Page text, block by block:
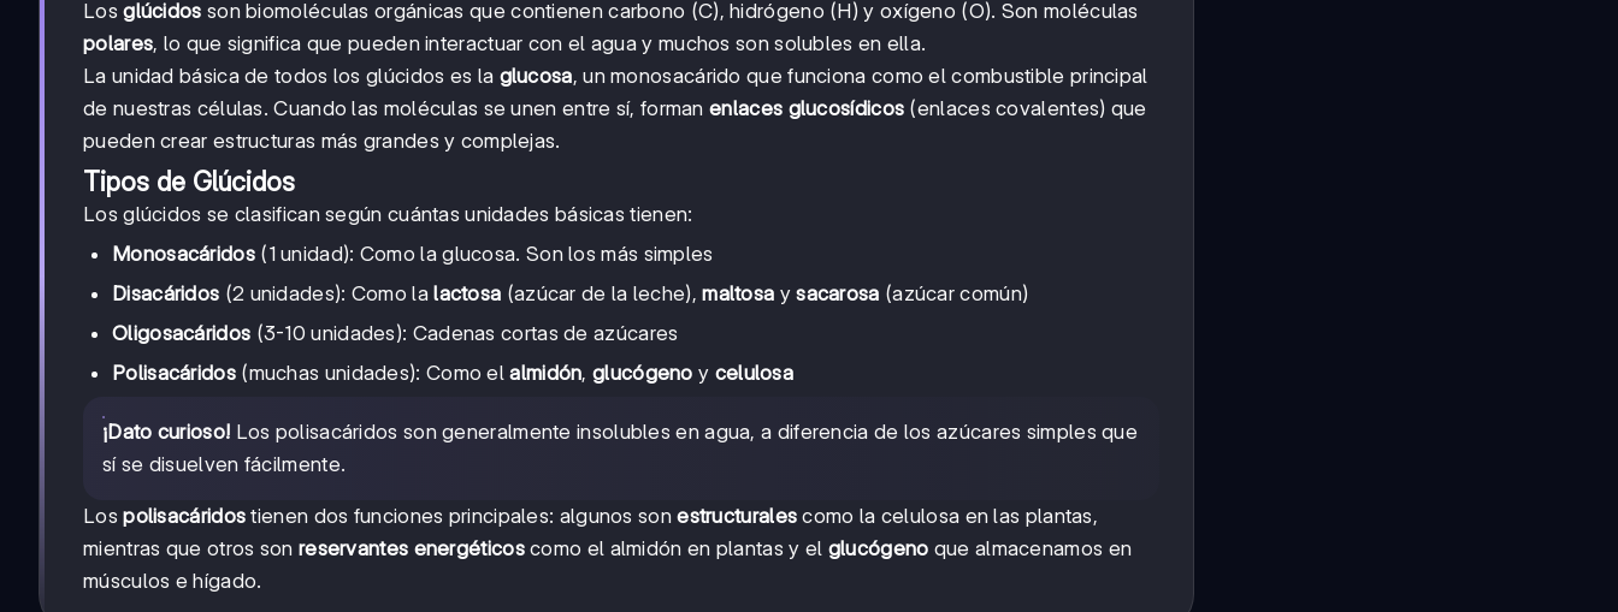
Losglúcidos son biomoléculas orgánicas que contienen carbono (C), hidrógeno (H) y oxígeno (O). Son moléculas
polares, lo que significa que pueden interactuar con el agua y muchos son solubles en ella.
La unidad básica de todos los glúcidos es la glucosa, un monosacárido que funciona como el combustible principal
de nuestras células. Cuando las moléculas se unen entre sí, formanenlaces glucosídicos (enlaces covalentes) que
pueden crear estructuras más grandes y complejas.
Tipos de Glúcidos
Los glúcidos se clasifican según cuántas unidades básicas tienen:
Monosacáridos(1 unidad): Como la glucosa. Son los más simples
Disacáridos (2 unidades): Como lalactosa (azúcar de la leche),maltosa ysacarosa (azúcar común)
Oligosacáridos (3-10 unidades): Cadenas cortas de azúcares
Polisacáridos(muchas unidades): Como elalmidón,glucógeno y celulosa
¡Dato curioso! Los polisacáridos son generalmente insolubles en agua, a diferencia de los azúcares simples que
sí se disuelven fácilmente.
Lospolisacáridos tienen dos funciones principales: algunos sonestructurales como la celulosa en las plantas,
mientras que otros son reservantes energéticoscomo el almidón en plantas y el glucógeno que almacenamos en
músculos e hígado.